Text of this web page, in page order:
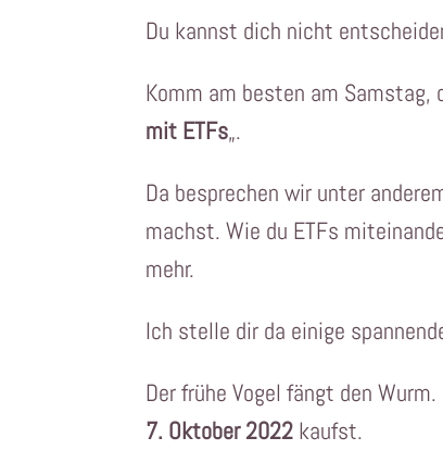
Du kannst dich nicht
Komm am besten am Samstag,
mit ETFs„.
Da besprechen wir unter
machst. Wie du ETFs
mehr.
Ich stelle dir da einige
Der frühe Vogel fängt den
7. Oktober 2022 kaufst.